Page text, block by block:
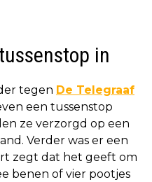
in
tegen De Telegraaf
een tussenstop
ze verzorgd op een
Verder was er een
zegt dat het geeft om
benen of vier pootjes